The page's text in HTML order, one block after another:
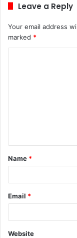
Leave a Reply
Your email address
marked *
t
*
Name *
Email *
Website